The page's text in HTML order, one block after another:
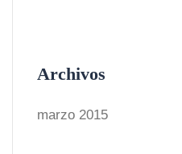
Archivos
marzo 2015